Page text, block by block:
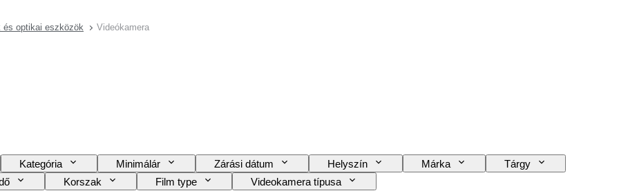
és optikai eszközök Videókamera
Kategória Minimálár Zárási dátum Helyszín Márka
Tárgy
Korszak Film type Videokamera típusa